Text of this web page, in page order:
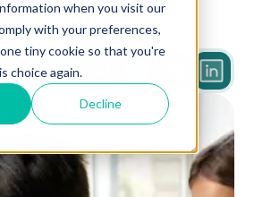
when you visit our
with your preferences,
tiny cookie so that you're
choice again.
Decline
ser aliada